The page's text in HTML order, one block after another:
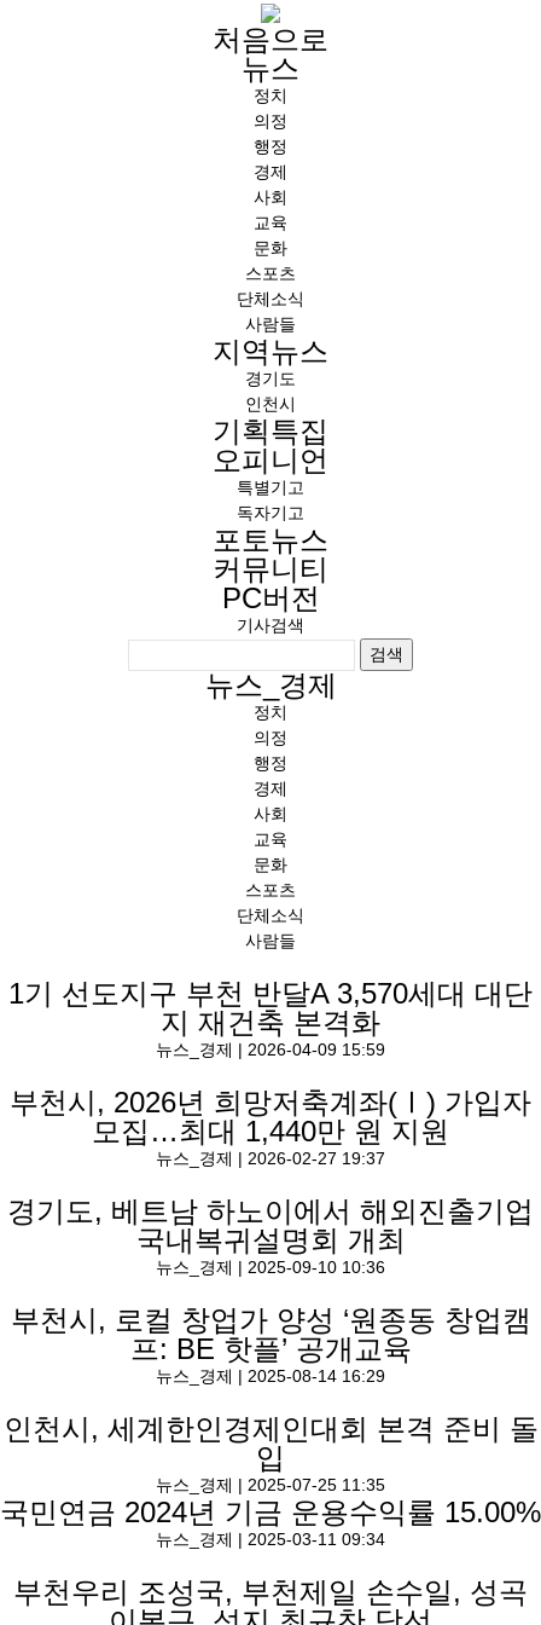
처음으로
뉴스
정치
의정
행정
경제
사회
교육
문화
스포츠
단체소식
사람들
지역뉴스
경기도
인천시
기획특집
오피니언
특별기고
독자기고
포토뉴스
커뮤니티
PC버전
기사검색
검색
뉴스 경제
정치
의정
행정
경제
사회
교육
문화
스포츠
단체소식
사람들
1기 선도지구 부천 반달A 3,570세대 대단
지 재건축 본격화
뉴스 경제 | 2026-04-09 15:59
부천시, 2026년 희망저축계좌(Ⅰ) 가입자
모집…최대 1,440만 원 지원
뉴스 경제 | 2026-02-27 19:37
경기도, 베트남 하노이에서 해외진출기업
국내복귀설명회 개최
뉴스 경제 | 2025-09-10 10:36
부천시, 로컬 창업가 양성 ‘원종동 창업캠
프: BE 핫플’ 공개교육
뉴스 경제 | 2025-08-14 16:29
인천시, 세계한인경제인대회 본격 준비 돌
입
뉴스 경제 | 2025-07-25 11:35
국민연금 2024년 기금 운용수익률 15.00%
뉴스 경제 | 2025-03-11 09:34
부천우리 조성국, 부천제일 손수일, 성곡